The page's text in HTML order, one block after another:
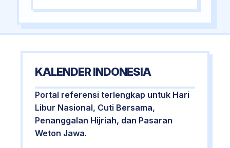
KALENDER INDONESIA
Portal referensi terlengkap untuk Hari
Libur Nasional, Cuti Bersama,
Penanggalan Hijriah, dan Pasaran
Weton Jawa.